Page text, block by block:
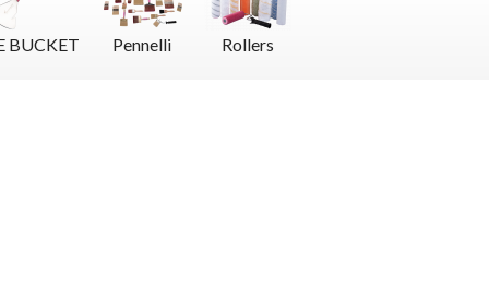
BUCKET Pennelli Rollers